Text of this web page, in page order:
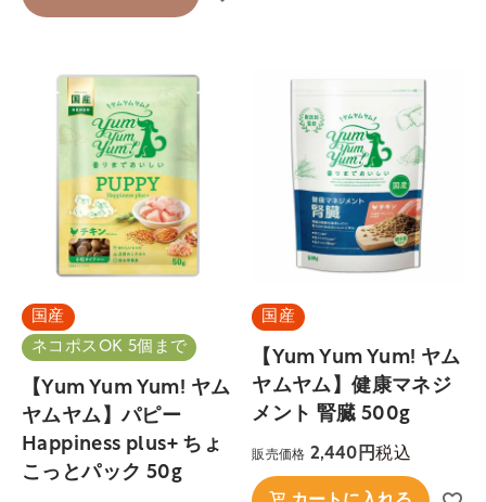
国産
ネコポスOK 5個まで
【Yum Yum Yum! ヤム
ヤムヤム】パピー
Happiness plus+ ちょ
こっとパック 50g
国産
【Yum Yum Yum! ヤム
ヤムヤム】健康マネジ
メント 腎臓 500g
販売価格 2,440 税込